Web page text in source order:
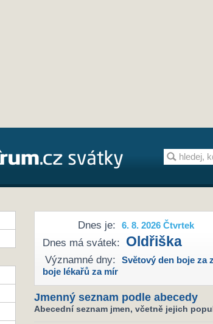
Dnes je: 6. 8. 2026 Čtvrtek
Dnes má svátek: Oldřiška
Významné dny: Světový den boje za
boje lékařů za mír
Jmenný seznam podle abecedy
Abecední seznam jmen, včetně jejich